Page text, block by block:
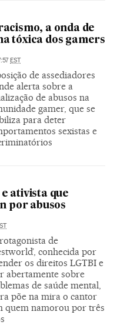
a onda de
tóxica dos gamers
EST
de assediadores
alerta sobre a
de abusos na
gamer, que se
para deter
sexistas e
ativista que
por abusos
de
conhecida por
os direitos LGTBI e
abertamente sobre
de saúde mental,
põe na mira o cantor
quem namorou por três